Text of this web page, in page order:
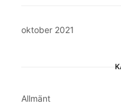
oktober 2021
Allmänt